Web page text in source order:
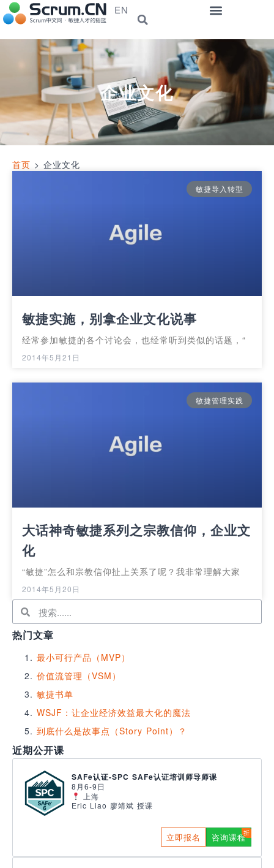
EN
企业文化
首页 > 企业文化
敏捷导入转型
敏捷实施，别拿企业文化说事
经常参加敏捷的各个讨论会，也经常听到类似的话题，“
2014年5月21日
敏捷管理实践
大话神奇敏捷系列之宗教信仰，企业文
化
“敏捷”怎么和宗教信仰扯上关系了呢？我非常理解大家
2014年5月20日
热门文章
最小可行产品（MVP）
价值流管理（VSM）
敏捷书单
WSJF：让企业经济效益最大化的魔法
到底什么是故事点（Story Point）？
近期公开课
SAFe认证-SPC SAFe认证培训师导师课
8月6-9日
上海
Eric Liao 廖靖斌 授课
立即报名 咨询课程